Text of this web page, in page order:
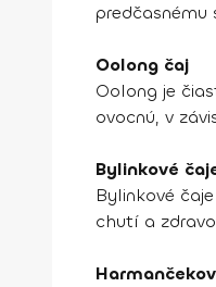
predčasnému
Oolong čaj
Oolong je
ovocnú, v
Bylinkové
Bylinkové
chutí a